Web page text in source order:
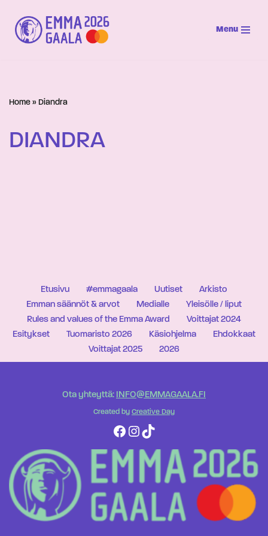
Siirry
suoraan
Menu
Home » Diandra
DIANDRA
Etusivu #emmagaala Uutiset
Arkisto
Emman säännöt & arvot
Medialle
Yleisölle / liput
Rules and values of the Emma Award
Voittajat 2024
Esitykset
Tuomaristo 2026 Käsiohjelma
Ehdokkaat
Voittajat 2025
2026
Ota yhteyttä: INFO@EMMAGAALA.FI
Created by Creative Day